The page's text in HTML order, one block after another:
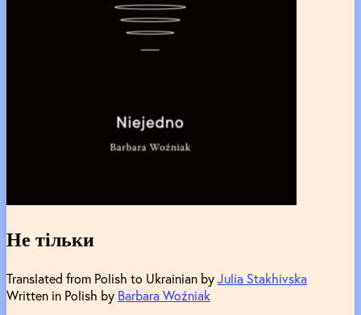
Не тільки
Translated from Polish to Ukrainian byJulia Stakhivska
Written in Polish by Barbara Woźniak